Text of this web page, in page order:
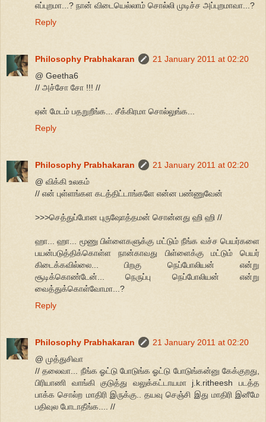
எப்புறமா...? நான் விடையெல்லாம் சொல்லி முடிச்ச அப்புறமாவா...?
Reply
Philosophy Prabhakaran
21 January 2011 at 02:20
@ Geetha6
// அச்சோ சோ !!! //
ஏன் மேடம் பதறுறீங்க... சீக்கிரமா சொல்லுங்க...
Reply
Philosophy Prabhakaran
21 January 2011 at 02:20
@ விக்கி உலகம்
// என் புள்ளங்கள கடத்திட்டாங்களே என்ன பண்ணுவேன்
>>>செத்துப்போன புருஷோத்தமன் சொன்னது ஹி ஹி //
ஹா... ஹா... மூணு பிள்ளைகளுக்கு மட்டும் நீங்க வச்ச பெயர்களை
பயன்படுத்திக்கொள்ள நான்காவது பிள்ளைக்கு மட்டும் பெயர்
கிடைக்கவில்லை... பிறகு நெப்போலியன் என்று
சூடிக்கொண்டேன்... நெருப்பு நெப்போலியன் என்று
வைத்துக்கொள்வோமா...?
Reply
Philosophy Prabhakaran
21 January 2011 at 02:20
@ முத்துசிவா
// தலைவா... நீங்க ஓட்டு போடுங்க ஓட்டு போடுங்கன்னு கேக்குறது,
பிரியாணி வாங்கி குடுத்து வலுக்கட்டாயமா j.k.ritheesh படத்த
பாக்க சொல்ற மாதிரி இருக்கு.. தயவு செஞ்சி இது மாதிரி இனீமே
பதிவுல போடாதீங்க.... //